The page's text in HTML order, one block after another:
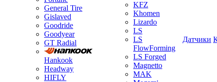
General Tire
Gislaved
Goodride
Goodyear
GT Radial
Hankook
Headway
HIFLY
KFZ
Khomen
Lizardo
LS
LS
FlowForming
LS Forged
Magnetto
MAK
Датчики